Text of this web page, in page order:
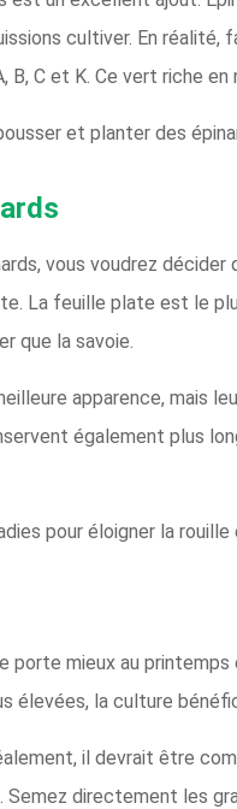
cultiver. En
C et K. Ce vert riche
et planter des
vous voudrez
La feuille plate est le
que la savoie.
apparence, mais
également plus
pour éloigner la rouille
porte mieux au
élevées, la culture
il devrait être
directement les